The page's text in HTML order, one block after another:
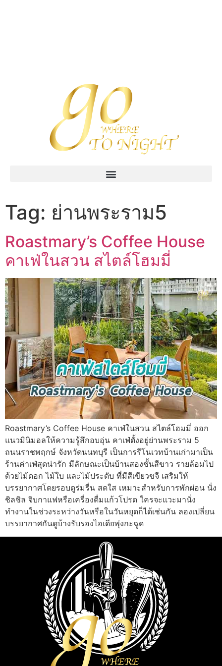
Tag: ย่านพระราม5
Roastmary’s Coffee House
คาเฟ่ในสวน สไตล์โฮมมี่
Roastmary’s Coffee House คาเฟ่ในสวน สไตล์โฮมมี่ ออก
แนวมินิมอลให้ความรู้สึกอบอุ่น คาเฟ่ตั้งอยู่ย่านพระราม 5
ถนนราชพฤกษ์ จังหวัดนนทบุรี เป็นการรีโนเวทบ้านเก่ามาเป็น
ร้านค่าเฟ่สุดน่ารัก มีลักษณะเป็นบ้านสองชั้นสีขาว รายล้อมไป
ด้วยไม้ดอก ไม้ใบ และไม้ประดับ ที่มีสีเขียวขจี เสริมให้
บรรยากาศโดยรอบดูร่มรื่น สดใส เหมาะสำหรับการพักผ่อน นั่ง
ชิลชิล จิบกาแฟหรือเครื่องดื่มแก้วโปรด ใครจะแวะมานั่ง
ทำงานในช่วงระหว่างวันหรือในวันหยุดก็ได้เช่นกัน ลองเปลี่ยน
บรรยากาศกันดูบ้างรับรองไอเดียพุ่งกะฉูด